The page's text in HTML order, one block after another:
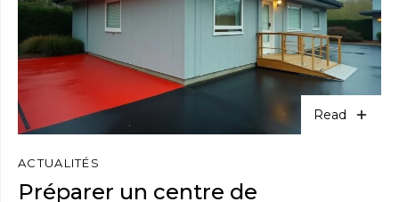
Read
ACTUALITÉS
Préparer un centre de